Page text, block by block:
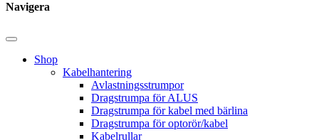
Navigera
Shop
Kabelhantering
Avlastningsstrumpor
Dragstrumpa för ALUS
Dragstrumpa för kabel med bärlina
Dragstrumpa för optorör/kabel
Kabelrullar